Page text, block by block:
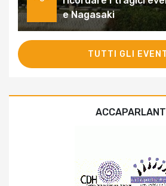
e Nagasaki
TUTTI GLI